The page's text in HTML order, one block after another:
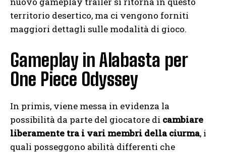
territorio desertico, ma ci vengono forniti
maggiori dettagli sulle modalità di gioco.
Gameplay in Alabasta per
One Piece Odyssey
In primis, viene messa in evidenza la
possibilità da parte del giocatore di cambiare
liberamente tra i vari membri della ciurma, i
quali posseggono abilità differenti che